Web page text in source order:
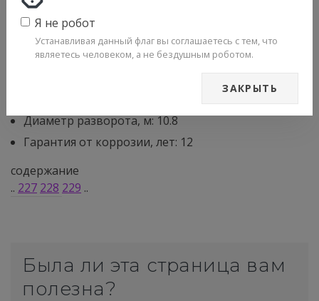
Размер шин: 195/55R16
Снаряженная масса, кг: 1180
Допустимая масса, кг: 1655
Диаметр разворота, м: 10.8
Гарантия от коррозии, лет: 12
содержание
.. 227 228 229 ..
Была ли эта страница вам
полезна?
Я не робот
Устанавливая данный флаг вы соглашаетесь с тем, что
являетесь человеком, а не бездушным роботом.
ЗАКРЫТЬ